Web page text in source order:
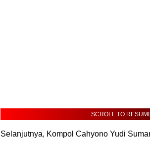
SCROLL TO
Selanjutnya, Kompol Cahyono Yudi